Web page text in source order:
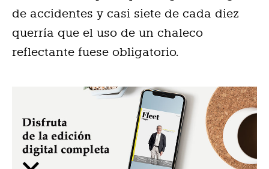
de accidentes y casi siete de cada diez
querría que el uso de un chaleco
reflectante fuese obligatorio.